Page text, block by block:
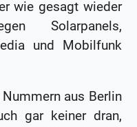
wie gesagt wieder
Solarpanels,
und Mobilfunk
aus Berlin
gar keiner dran,